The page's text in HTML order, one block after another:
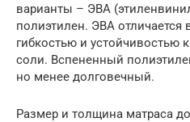
варианты – ЭВА
полиэтилен. ЭВА
гибкостью и устойчивостью
соли. Вспененный
но менее долговечный.
Размер и толщина матраса